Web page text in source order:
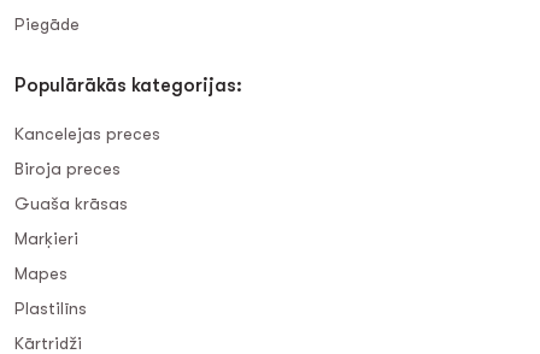
Piegāde
Populārākās kategorijas:
Kancelejas preces
Biroja preces
Guaša krāsas
Marķieri
Mapes
Plastilīns
Kārtridži